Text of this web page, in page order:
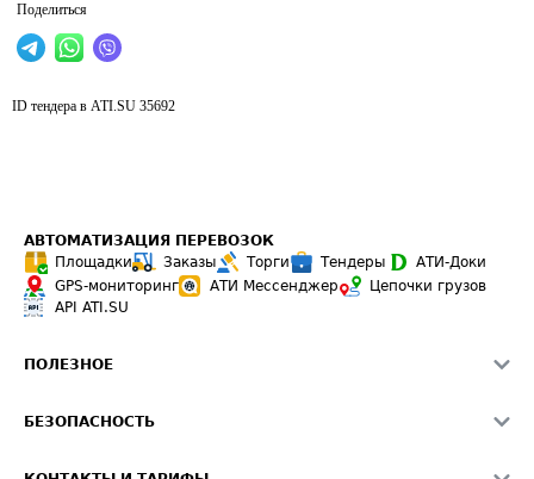
Поделиться
ID тендера в ATI.SU 35692
АВТОМАТИЗАЦИЯ ПЕРЕВОЗОК
Площадки
Заказы Торги Тендеры
АТИ-Доки
GPS-мониторинг
АТИ Мессенджер
Цепочки грузов
API ATI.SU
ПОЛЕЗНОЕ
Звезды ATI.SU на вашем сайте
БЕЗОПАСНОСТЬ